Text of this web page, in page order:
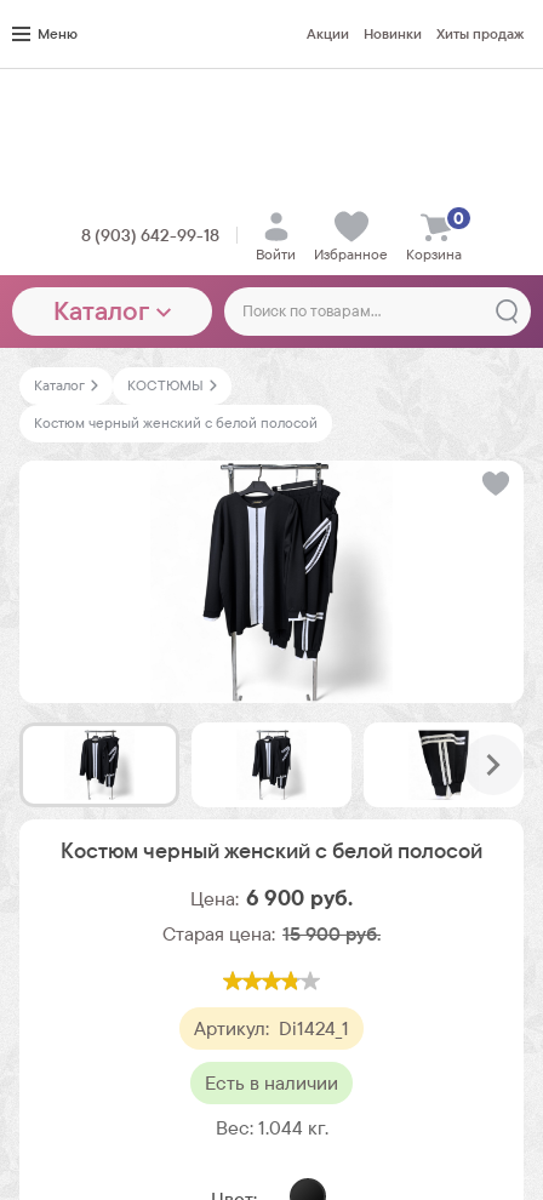
Меню Акции Новинки Хиты продаж
8 (903) 642-99-18
Войти Избранное Корзина
0
Каталог
Каталог
КОСТЮМЫ
Костюм черный женский с белой полосой
Костюм черный женский с белой полосой
Артикул: Di1424_1
Есть в наличии
Вес:1.044 кг.
Цена: 6 900 руб.
Старая цена: 15 900 руб.